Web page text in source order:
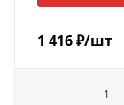
1 416₽/шт